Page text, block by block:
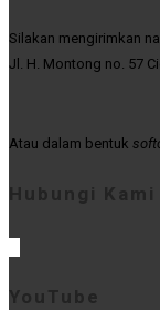
Silakan mengirimkan
Jl. H. Montong no. 57
Atau dalam bentuk
Hubungi Kami
YouTube